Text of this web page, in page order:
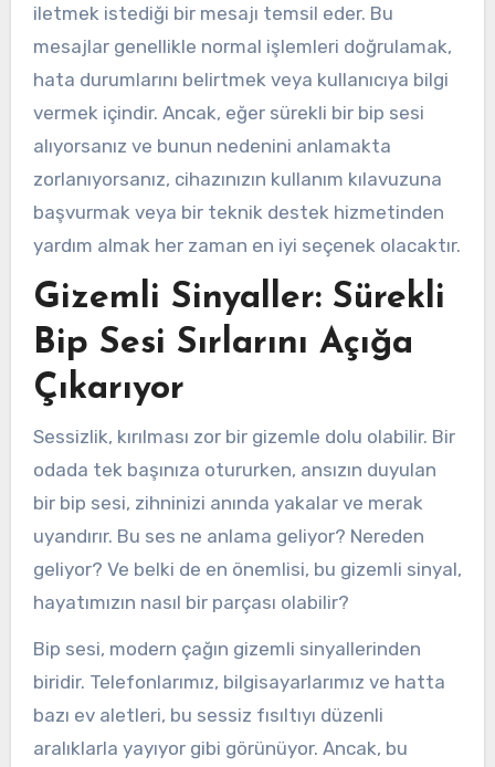
iletmek istediği bir mesajı temsil eder. Bu
mesajlar genellikle normal işlemleri doğrulamak,
hata durumlarını belirtmek veya kullanıcıya bilgi
vermek içindir. Ancak, eğer sürekli bir bip sesi
alıyorsanız ve bunun nedenini anlamakta
zorlanıyorsanız, cihazınızın kullanım kılavuzuna
başvurmak veya bir teknik destek hizmetinden
yardım almak her zaman en iyi seçenek olacaktır.
Gizemli Sinyaller: Sürekli
Bip Sesi Sırlarını Açığa
Çıkarıyor
Sessizlik, kırılması zor bir gizemle dolu olabilir. Bir
odada tek başınıza otururken, ansızın duyulan
bir bip sesi, zihninizi anında yakalar ve merak
uyandırır. Bu ses ne anlama geliyor? Nereden
geliyor? Ve belki de en önemlisi, bu gizemli sinyal,
hayatımızın nasıl bir parçası olabilir?
Bip sesi, modern çağın gizemli sinyallerinden
biridir. Telefonlarımız, bilgisayarlarımız ve hatta
bazı ev aletleri, bu sessiz fısıltıyı düzenli
aralıklarla yayıyor gibi görünüyor. Ancak, bu